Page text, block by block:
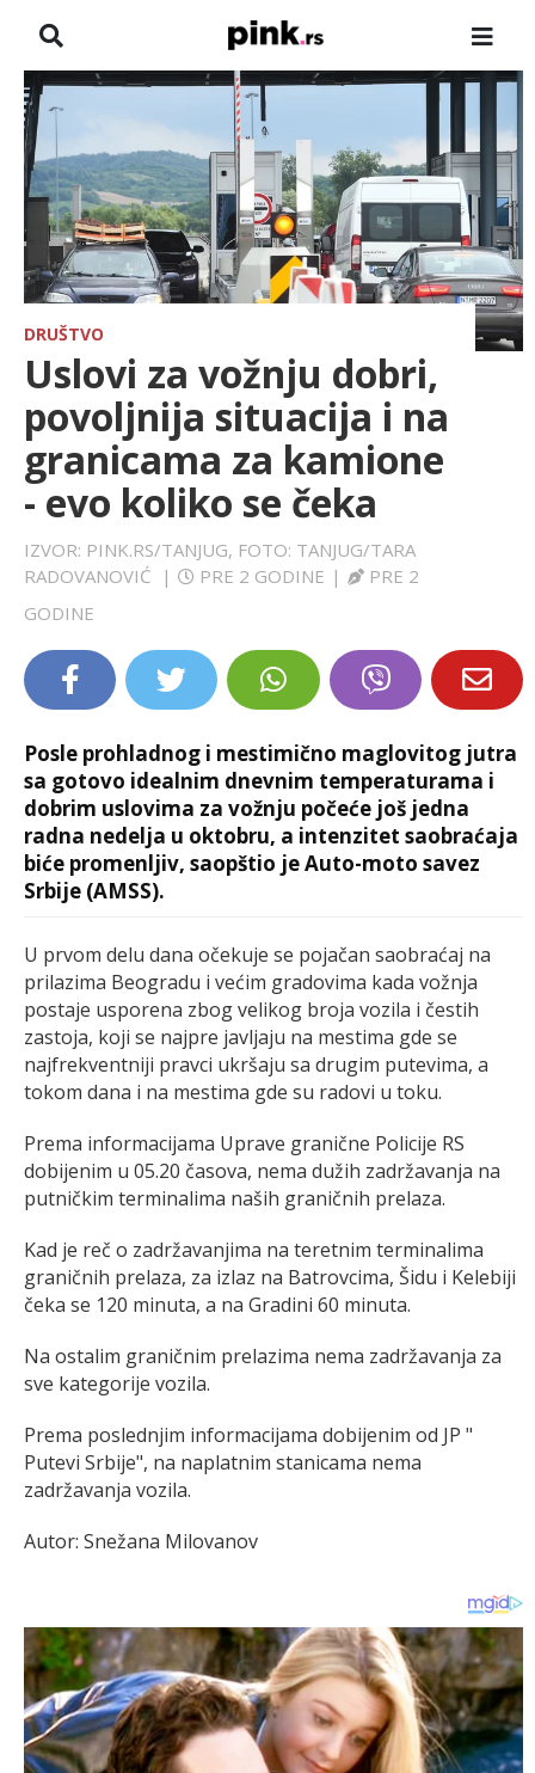
NASLOVNA
ZADRUGA
SHOWBIZ
HRONIKA
FARMERI
SPORT
EXTRA
DRUŠTVO
Uslovi za vožnju dobri,
povoljnija situacija i na
granicama za kamione
- evo koliko se čeka
IZVOR: PINK.RS/TANJUG, FOTO: TANJUG/TARA
RADOVANOVIĆ
| PRE 2 GODINE |
PRE 2
GODINE
Posle prohladnog i mestimično maglovitog jutra
sa gotovo idealnim dnevnim temperaturama i
dobrim uslovima za vožnju počeće još jedna
radna nedelja u oktobru, a intenzitet saobraćaja
biće promenljiv, saopštio je Auto-moto savez
Srbije (AMSS).
U prvom delu dana očekuje se pojačan saobraćaj na
prilazima Beogradu i većim gradovima kada vožnja
postaje usporena zbog velikog broja vozila i čestih
zastoja, koji se najpre javljaju na mestima gde se
najfrekventniji pravci ukršaju sa drugim putevima, a
tokom dana i na mestima gde su radovi u toku.
Prema informacijama Uprave granične Policije RS
dobijenim u 05.20 časova, nema dužih zadržavanja na
putničkim terminalima naših graničnih prelaza.
Kad je reč o zadržavanjima na teretnim terminalima
graničnih prelaza, za izlaz na Batrovcima, Šidu i Kelebiji
čeka se 120 minuta, a na Gradini 60 minuta.
Na ostalim graničnim prelazima nema zadržavanja za
sve kategorije vozila.
Prema poslednjim informacijama dobijenim od JP "
Putevi Srbije", na naplatnim stanicama nema
zadržavanja vozila.
Autor: Snežana Milovanov